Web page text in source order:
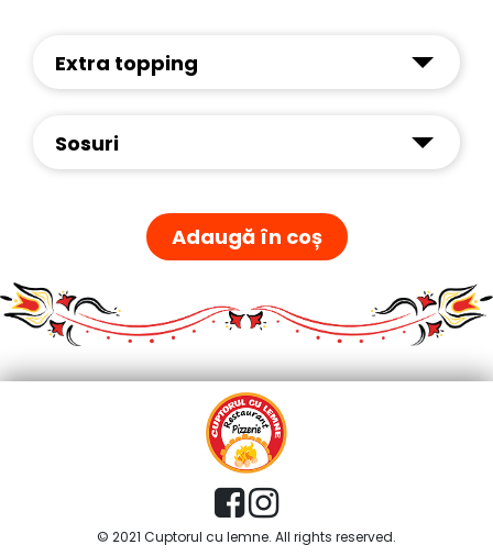
Extra topping
Sosuri
Adaugă în coș
© 2021 Cuptorul cu lemne. All rights reserved.